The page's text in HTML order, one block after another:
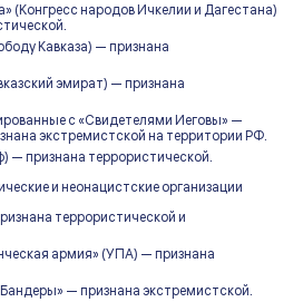
(Конгресс народов Ичкелии и Дагестана)
Кавказа) — признана
эмират) — признана
с «Свидетелями Иеговы» —
экстремистской на территории РФ.
— признана террористической.
и неонацистские организации
террористической и
армия» (УПА) — признана
— признана экстремистской.